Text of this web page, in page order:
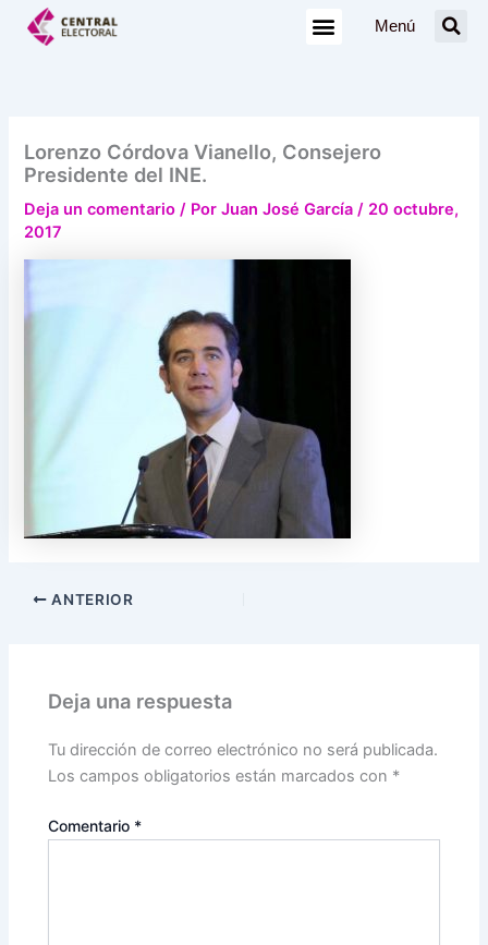
Menú
Lorenzo Córdova Vianello, Consejero
Presidente del INE.
Deja un comentario / PorJuan José García/ 20 octubre,
2017
ANTERIOR
Deja una respuesta
Tu dirección de correo electrónico no será publicada.
Los campos obligatorios están marcados con *
Comentario *